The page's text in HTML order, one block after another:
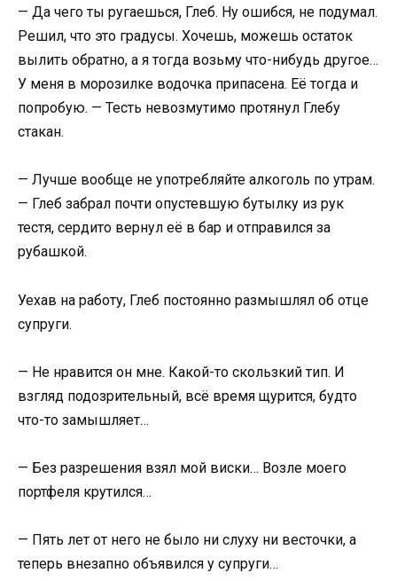
— Да чего ты ругаешься, Глеб. Ну ошибся, не подумал.
Решил, что это градусы. Хочешь, можешь остаток
вылить обратно, а я тогда возьму что-нибудь другое…
У меня в морозилке водочка припасена. Её тогда и
попробую. — Тесть невозмутимо протянул Глебу
стакан.
— Лучше вообще не употребляйте алкоголь по утрам.
— Глеб забрал почти опустевшую бутылку из рук
тестя, сердито вернул её в бар и отправился за
рубашкой.
Уехав на работу, Глеб постоянно размышлял об отце
супруги.
— Не нравится он мне. Какой-то скользкий тип. И
взгляд подозрительный, всё время щурится, будто
что-то замышляет…
— Без разрешения взял мой виски… Возле моего
портфеля крутился…
— Пять лет от него не было ни слуху ни весточки, а
теперь внезапно объявился у супруги…